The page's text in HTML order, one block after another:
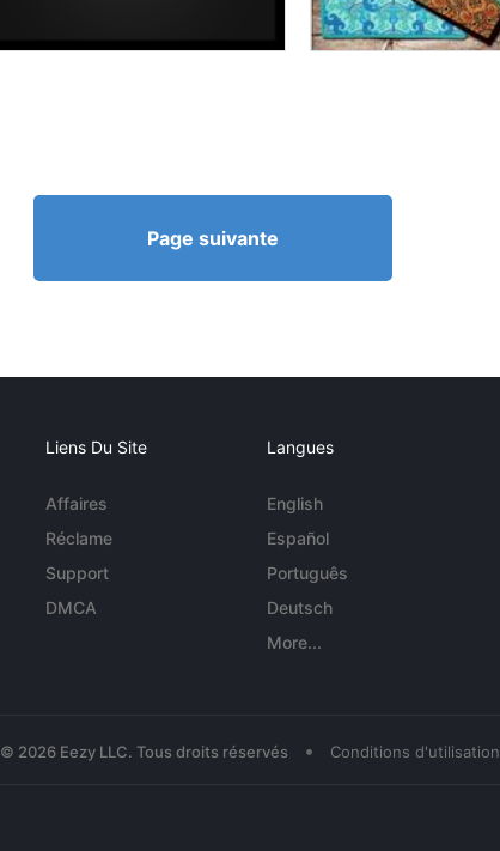
Page suivante
Liens Du Site
Affaires
Réclame
Support
DMCA
Langues
English
Español
Português
Deutsch
More...
© 2026 Eezy LLC. Tous droits réservés • Conditions d'utilisation